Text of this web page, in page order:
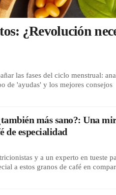
¿Revolución
las fases del ciclo menstrual:
de 'ayudas' y los mejores consejos
más sano?: Una
de especialidad
y a un experto en tueste
a estos granos de café en